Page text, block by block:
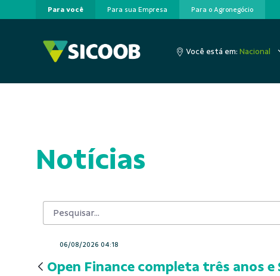
Pular para o Conteúdo principal
Para você Para sua Empresa Para o Agronegócio
Você está em:Nacional
Notícias
Open Finance completa três anos
06/08/2026 04:18